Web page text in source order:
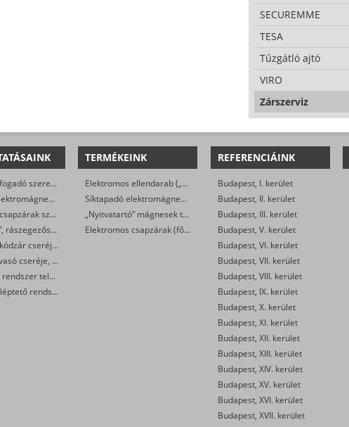
SECUREMME
TESA
Tűzgátló ajtó
VIRO
Zárszerviz
Elektromos fogadó szerelése, cseréje
Síktapadó elektromágnes szerelése, cseréje
Elektromos csapzárak szerelése, cseréje
„Társasházi”, rászegezős elektromos zár cseréje, javítása
Elektromos kódzár cseréje, javítása, szerelése
Proximity olvasó cseréje, javítása, szerelése
Kaputelefon rendszer telepítése, javítása
Komplett beléptető rendszer telepítése
TERMÉKEINK
Elektromos ellendarab („klasszikus” elektromos zárak)
Síktapadó elektromágnesek társasházi ajtókra (szettben, szereléssel)
„Nyitvatartó” mágnesek tűzjelző rendszerre kötve
Elektromos csapzárak (főleg egyedi biztonsági rendszerek esetén)
REFERENCIÁINK
Budapest, I. kerület
Budapest, II. kerület
Budapest, III. kerület
Budapest, V. kerület
Budapest, VI. kerület
Budapest, VII. kerület
Budapest, VIII. kerület
Budapest, IX. kerület
Budapest, X. kerület
Budapest, XI. kerület
Budapest, XII. kerület
Budapest, XIII. kerület
Budapest, XIV. kerület
Budapest, XV. kerület
Budapest, XVI. kerület
Budapest, XVII. kerület